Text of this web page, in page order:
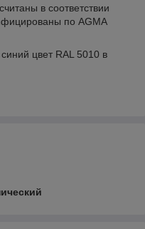
в соответствии
по AGMA
цвет RAL 5010 в